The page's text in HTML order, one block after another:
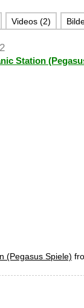
Videos (2)
Station
(Pegasus Spiele)